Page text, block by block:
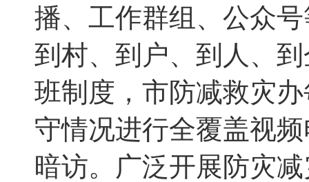
播、工作群组、公众
到村、到户、到人、
班制度， 市防减救灾办
守情况进行全覆盖视
暗访。广泛开展防灾